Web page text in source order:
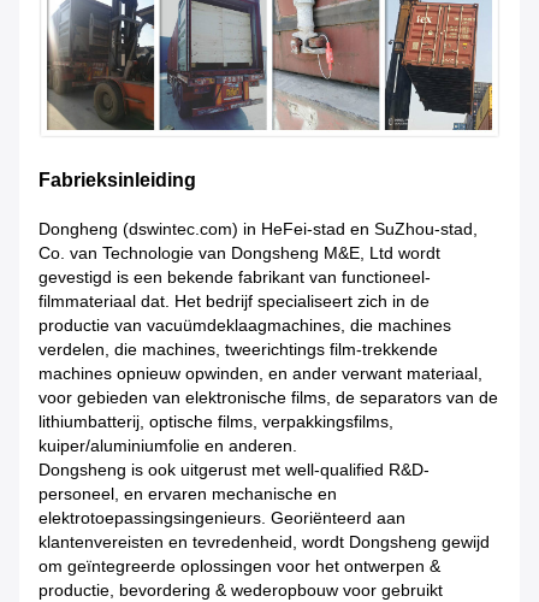
Fabrieksinleiding
Dongheng (dswintec.com) in HeFei-stad en SuZhou-stad,
Co. van Technologie van Dongsheng M&E, Ltd wordt
gevestigd is een bekende fabrikant van functioneel-
filmmateriaal dat. Het bedrijf specialiseert zich in de
productie van vacuümdeklaagmachines, die machines
verdelen, die machines, tweerichtings film-trekkende
machines opnieuw opwinden, en ander verwant materiaal,
voor gebieden van elektronische films, de separators van de
lithiumbatterij, optische films, verpakkingsfilms,
kuiper/aluminiumfolie en anderen.
Dongsheng is ook uitgerust met well-qualified R&D-
personeel, en ervaren mechanische en
elektrotoepassingsingenieurs. Georiënteerd aan
klantenvereisten en tevredenheid, wordt Dongsheng gewijd
om geïntegreerde oplossingen voor het ontwerpen &
productie, bevordering & wederopbouw voor gebruikt